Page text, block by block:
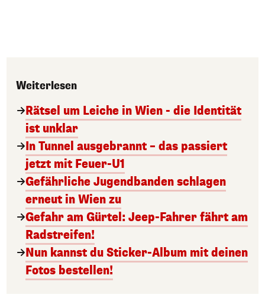
Weiterlesen
Rätsel um Leiche in Wien - die Identität
ist unklar
In Tunnel ausgebrannt – das passiert
jetzt mit Feuer-U1
Gefährliche Jugendbanden schlagen
erneut in Wien zu
Gefahr am Gürtel: Jeep-Fahrer fährt am
Radstreifen!
Nun kannst du Sticker-Album mit deinen
Fotos bestellen!